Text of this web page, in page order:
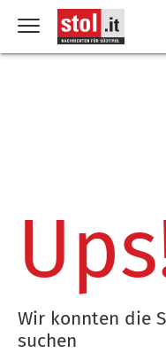
Wir konnten die
suchen